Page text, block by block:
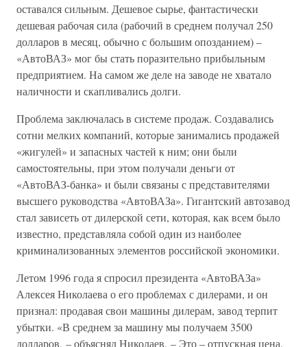
оставался сильным. Дешевое сырье, фантастически
дешевая рабочая сила (рабочий в среднем получал 250
долларов в месяц, обычно с большим опозданием) –
«АвтоВАЗ» мог бы стать поразительно прибыльным
предприятием. На самом же деле на заводе не хватало
наличности и скапливались долги.
Проблема заключалась в системе продаж. Создавались
сотни мелких компаний, которые занимались продажей
«жигулей» и запасных частей к ним; они были
самостоятельны, при этом получали деньги от
«АвтоВАЗ-банка» и были связаны с представителями
высшего руководства «АвтоВАЗа». Гигантский автозавод
стал зависеть от дилерской сети, которая, как всем было
известно, представляла собой один из наиболее
криминализованных элементов российской экономики.
Летом 1996 года я спросил президента «АвтоВАЗа»
Алексея Николаева о его проблемах с дилерами, и он
признал: продавая свои машины дилерам, завод терпит
убытки. «В среднем за машину мы получаем 3500
долларов, – объяснял Николаев. – Это – отпускная цена.